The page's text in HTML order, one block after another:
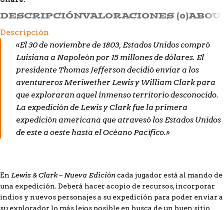
DESCRIPCIÓNVALORACIONES (0)
Descripción
«El 30 de noviembre de 1803, Estados Unidos compró
Luisiana a Napoleón por 15 millones de dólares. El
presidente Thomas Jefferson decidió enviar a los
aventureros Meriwether Lewis y William Clark para
que exploraran aquel inmenso territorio desconocido.
La expedición de Lewis y Clark fue la primera
expedición americana que atravesó los Estados Unidos
de este a oeste hasta el Océano Pacífico.»
En Lewis & Clark – Nueva Edicióncada jugador está al mando de
una expedición. Deberá hacer acopio de recursos, incorporar
indios y nuevos personajes a su expedición para poder enviar a
su explorador lo más lejos posible en busca de un buen sitio